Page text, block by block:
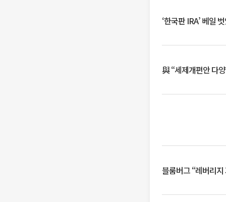
‘한국판 IRA’ 베일
與 “세제개편안 다
블룸버그 “레버리